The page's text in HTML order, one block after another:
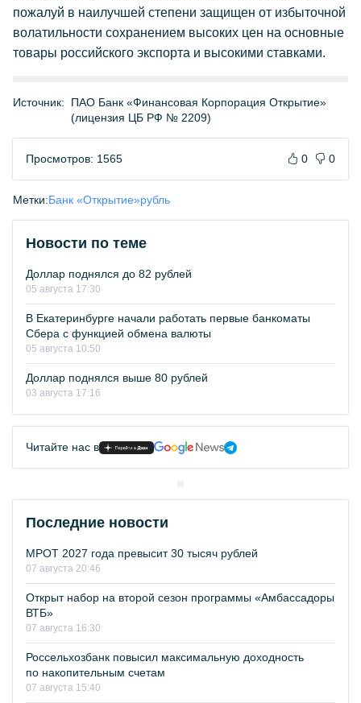
пожалуй в наилучшей степени защищен от избыточной
волатильности сохранением высоких цен на основные
товары российского экспорта и высокими ставками.
Источник:
ПАО Банк «Финансовая Корпорация Открытие»
(лицензия ЦБ РФ № 2209)
Просмотров: 1565 0 0
Метки:Банк «Открытие»рубль
Новости по теме
Доллар поднялся до 82 рублей
05 августа 17:30
В Екатеринбурге начали работать первые банкоматы
Сбера с функцией обмена валюты
05 августа 10:50
Доллар поднялся выше 80 рублей
03 августа 17:16
Читайте нас в
Последние новости
МРОТ 2027 года превысит 30 тысяч рублей
07 августа 20:46
Открыт набор на второй сезон программы «Амбассадоры
ВТБ»
07 августа 16:30
Россельхозбанк повысил максимальную доходность
по накопительным счетам
07 августа 15:40